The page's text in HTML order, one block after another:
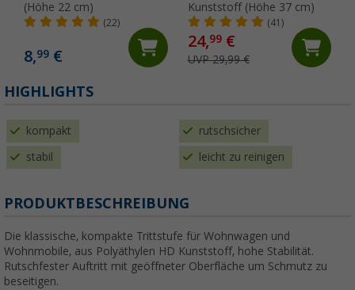
(Höhe 22 cm)
(22)
8,99 €
Kunststoff (Höhe 37 cm)
(41)
24,99€
UVP 29,99 €
HIGHLIGHTS
kompakt rutschsicher
stabil leicht zu reinigen
PRODUKTBESCHREIBUNG
Die klassische, kompakte Trittstufe für Wohnwagen und
Wohnmobile, aus Polyäthylen HD Kunststoff, hohe Stabilität.
Rutschfester Auftritt mit geöffneter Oberfläche um Schmutz zu
beseitigen.